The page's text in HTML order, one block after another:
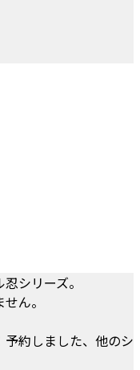
シリーズ。
ん。
予約しました、他のシ